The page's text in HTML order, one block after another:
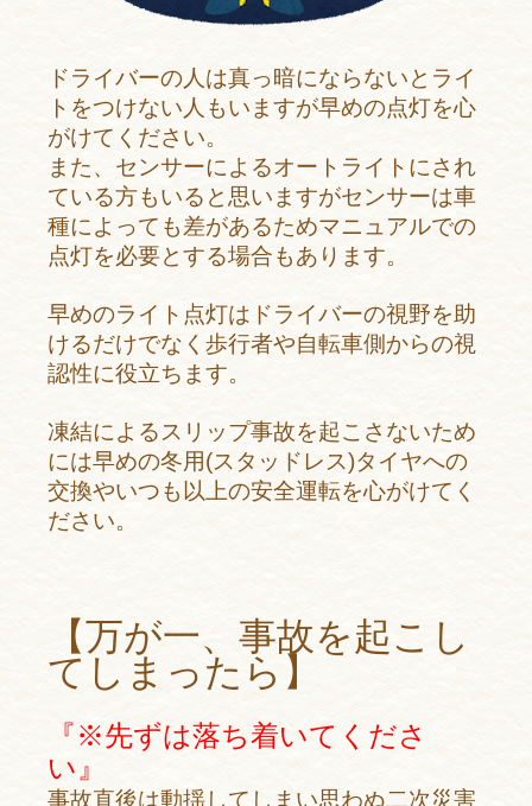
ドライバーの人は真っ暗にならないとライ
トをつけない人もいますが早めの点灯を心
がけてください。
また、センサーによるオートライトにされ
ている方もいると思いますがセンサーは車
種によっても差があるためマニュアルでの
点灯を必要とする場合もあります。
早めのライト点灯はドライバーの視野を助
けるだけでなく歩行者や自転車側からの視
認性に役立ちます。
凍結によるスリップ事故を起こさないため
には早めの冬用(スタッドレス)タイヤへの
交換やいつも以上の安全運転を心がけてく
ださい。
【万が一、事故を起こし
てしまったら】
『※先ずは落ち着いてくださ
い』
事故直後は動揺してしまい思わぬ二次災害